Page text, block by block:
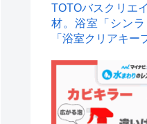
TOTOバスクリエ
材。浴室「シン
「浴室クリアキー